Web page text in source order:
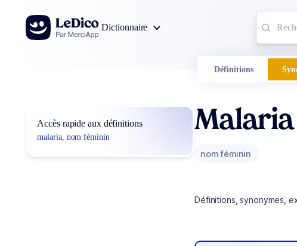
Aller au contenu
Dictionnaire
Définitions
Accès rapide aux définitions
malaria, nom féminin
Malaria
nom féminin
Définitions, synonymes,